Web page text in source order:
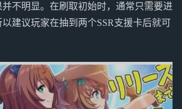
不明显。在刷取初始时，通常只需要进
建议玩家在抽到两个SSR支援卡后就可